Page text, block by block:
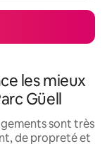
les mieux
Güell
sont très
de propreté et